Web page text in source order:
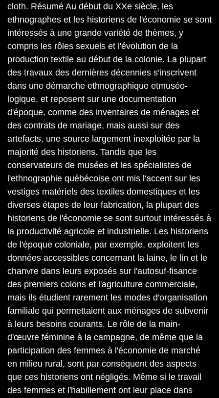
cloth. Résumé Au début du XXe siècle, les
ethnographes et les historiens de l'économie se sont
intéressés à une grande variété de thèmes, y
compris les rôles sexuels et l'évolution de la
production textile au début de la colonie. La plupart
des travaux des dernières décennies s'inscrivent
dans une démarche ethnographique etmuséo-
logique, et reposent sur une documentation
d'époque, comme des inventaires de ménages et
des contrats de mariage, mais aussi sur des
artefacts, une source largement inexploitée par la
majorité des historiens. Tandis que les
conservateurs de musées et les spécialistes de
l'ethnographie québécoise ont mis l'accent sur les
vestiges matériels des textiles domestiques et les
diverses étapes de leur fabrication, la plupart des
historiens de l'économie se sont surtout intéressés à
la productivité agricole et industrielle. Les historiens
de l'époque coloniale, par exemple, exploitent les
données accessibles concernant la laine, le lin et le
chanvre dans leurs exposés sur l'autosuf-fisance
des premiers colons et l'agriculture commerciale,
mais ils étudient rarement les modes d'organisation
familiale qui permettaient aux ménages de subvenir
à leurs besoins courants. Le rôle de la main-
d'œuvre féminine à la campagne, de même que la
participation des femmes à l'économie de marché
en milieu rural, sont par conséquent des aspects
que ces historiens ont négligés. Même si le travail
des femmes et l'habillement ont leur place dans